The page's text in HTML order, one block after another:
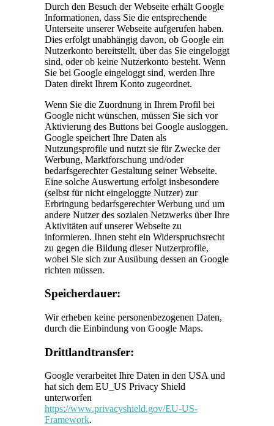
Durch den Besuch der Webseite erhält Google
Informationen, dass Sie die entsprechende
Unterseite unserer Webseite aufgerufen haben.
Dies erfolgt unabhängig davon, ob Google ein
Nutzerkonto bereitstellt, über das Sie eingeloggt
sind, oder ob keine Nutzerkonto besteht. Wenn
Sie bei Google eingeloggt sind, werden Ihre
Daten direkt Ihrem Konto zugeordnet.
Wenn Sie die Zuordnung in Ihrem Profil bei
Google nicht wünschen, müssen Sie sich vor
Aktivierung des Buttons bei Google ausloggen.
Google speichert Ihre Daten als
Nutzungsprofile und nutzt sie für Zwecke der
Werbung, Marktforschung und/oder
bedarfsgerechter Gestaltung seiner Webseite.
Eine solche Auswertung erfolgt insbesondere
(selbst für nicht eingeloggte Nutzer) zur
Erbringung bedarfsgerechter Werbung und um
andere Nutzer des sozialen Netzwerks über Ihre
Aktivitäten auf unserer Webseite zu
informieren. Ihnen steht ein Widerspruchsrecht
zu gegen die Bildung dieser Nutzerprofile,
wobei Sie sich zur Ausübung dessen an Google
richten müssen.
Speicherdauer:
Wir erheben keine personenbezogenen Daten,
durch die Einbindung von Google Maps.
Drittlandtransfer:
Google verarbeitet Ihre Daten in den USA und
hat sich dem EU_US Privacy Shield
unterworfen
https://www.privacyshield.gov/EU-US-
Framework.